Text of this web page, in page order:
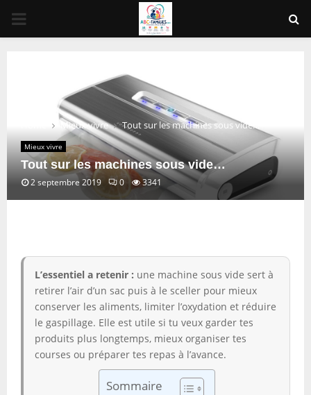
PRIMARY
Mieux vivre Tout sur les machines sous vide…
Mieux vivre
Tout sur les machines sous vide…
2 septembre 2019 0 3341
L’essentiel a retenir : une machine sous vide sert à
retirer l’air d’un sac puis à le sceller pour mieux
conserver les aliments, limiter l’oxydation et réduire
le gaspillage. Elle est utile si tu veux garder tes
produits plus longtemps, mieux organiser tes
courses ou préparer tes repas à l’avance.
Sommaire